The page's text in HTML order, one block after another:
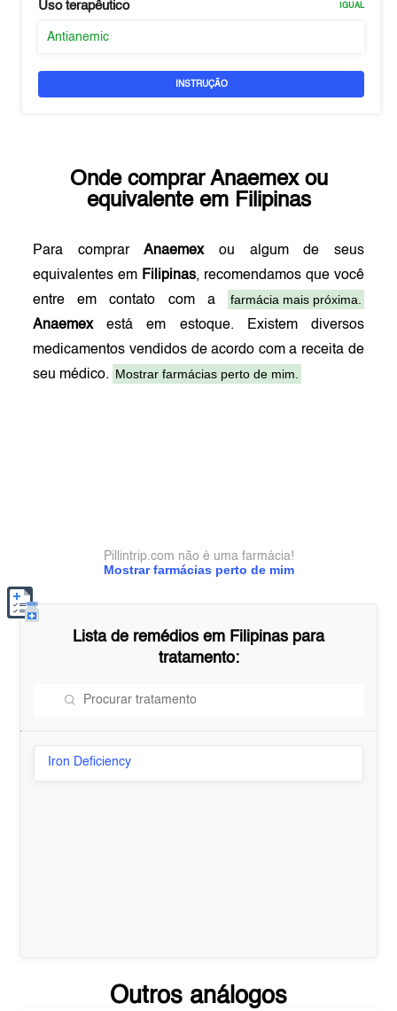
Uso terapêutico IGUAL
Antianemic
INSTRUÇÃO
Onde comprar Anaemexou
equivalente em Filipinas
Para comprarAnaemexou algum de seus
equivalentes em Filipinas, recomendamos que você
entre em contato com a
farmácia mais próxima.
Anaemexestá em estoque. Existem diversos
medicamentos vendidos de acordo com a receita de
seu médico. Mostrar farmácias perto de mim.
Mostrar farmácias perto de mim
Pillintrip.com não é uma farmácia!
Lista de remédios em Filipinas para
tratamento:
Iron Deficiency
Outros análogos